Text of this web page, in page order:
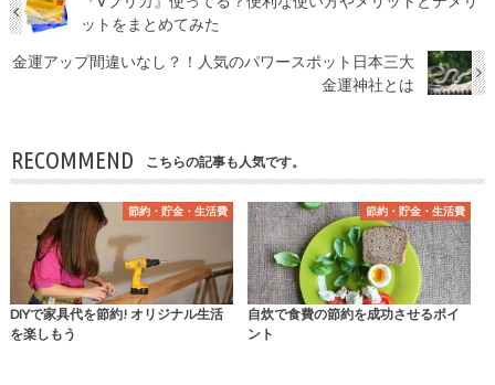
ットをまとめてみた
金運アップ間違いなし？！人気のパワースポット日本三大
金運神社とは
RECOMMEND こちらの記事も人気です。
節約・貯金・生活費
DIYで家具代を節約! オリジナル生活
を楽しもう
節約・貯金・生活費
自炊で食費の節約を成功させるポイ
ント